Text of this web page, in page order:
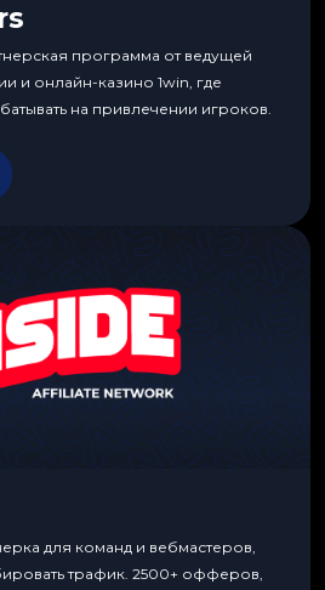
программа от ведущей
и онлайн-казино 1win, где
на привлечении игроков.
для команд и вебмастеров,
трафик. 2500+ офферов,